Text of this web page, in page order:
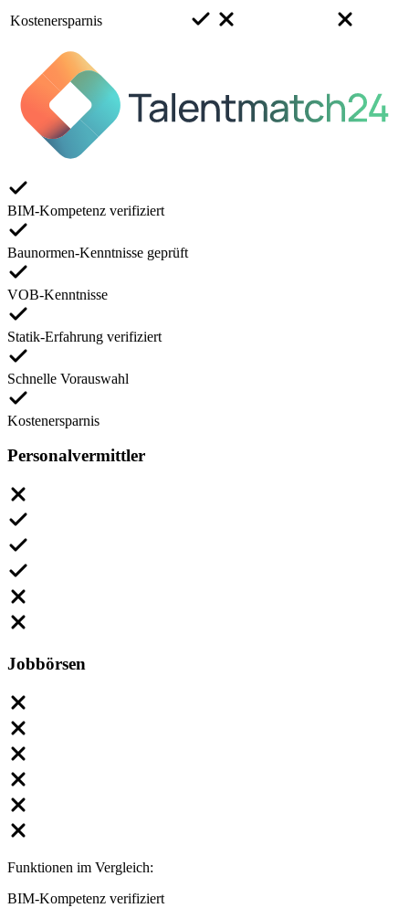
Kostenersparnis
BIM-Kompetenz verifiziert
Baunormen-Kenntnisse geprüft
VOB-Kenntnisse
Statik-Erfahrung verifiziert
Schnelle Vorauswahl
Kostenersparnis
Personalvermittler
Jobbörsen
Funktionen im Vergleich:
BIM-Kompetenz verifiziert